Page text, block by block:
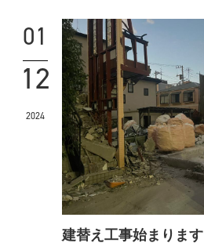
01
12
2024
建替え工事始まります